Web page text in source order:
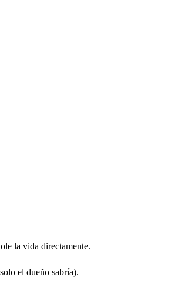
la vida directamente.
el dueño sabría).